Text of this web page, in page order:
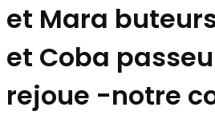
et Mara
et Coba
rejoue -notre